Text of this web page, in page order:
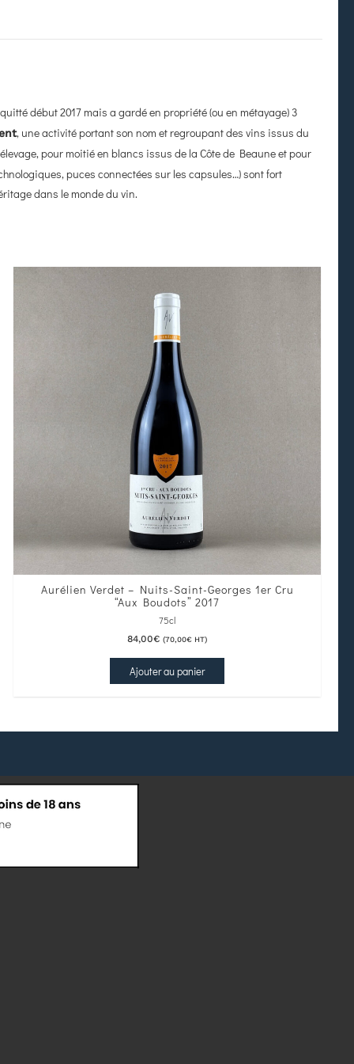
début 2017 mais a gardé en propriété (ou en métayage) 3
, une activité portant son nom et regroupant des vins issus du
pour moitié en blancs issus de la Côte de Beaune et pour
puces connectées sur les capsules…) sont fort
dans le monde du vin.
Aurélien Verdet – Nuits-Saint-Georges 1er Cru
“Aux Boudots” 2017
75cl
84,00€ (70,00€ HT)
Ajouter au panier